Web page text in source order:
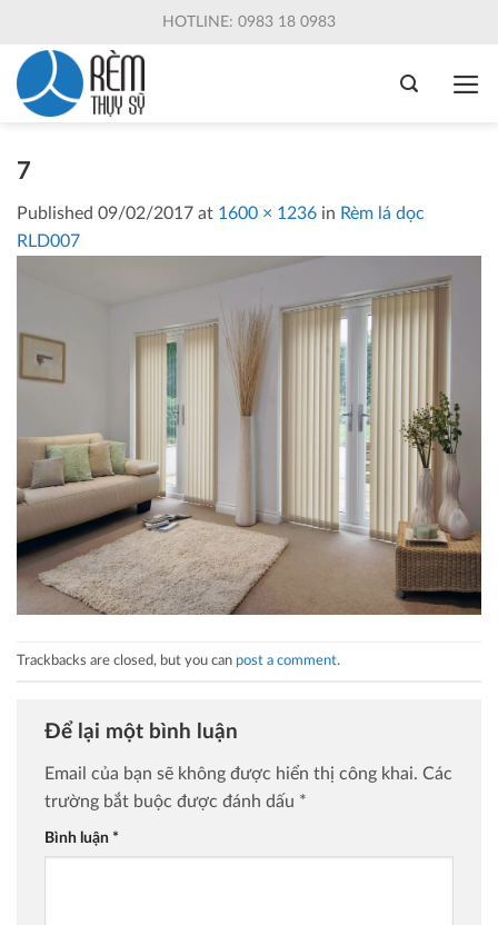
content
HOTLINE: 0983 18 0983
7
Published 09/02/2017 at 1600 × 1236 in Rèm lá dọc
RLD007
Trackbacks are closed, but you can post a comment.
Để lại một bình luận
Email của bạn sẽ không được hiển thị công khai. Các
trường bắt buộc được đánh dấu *
Bình luận *